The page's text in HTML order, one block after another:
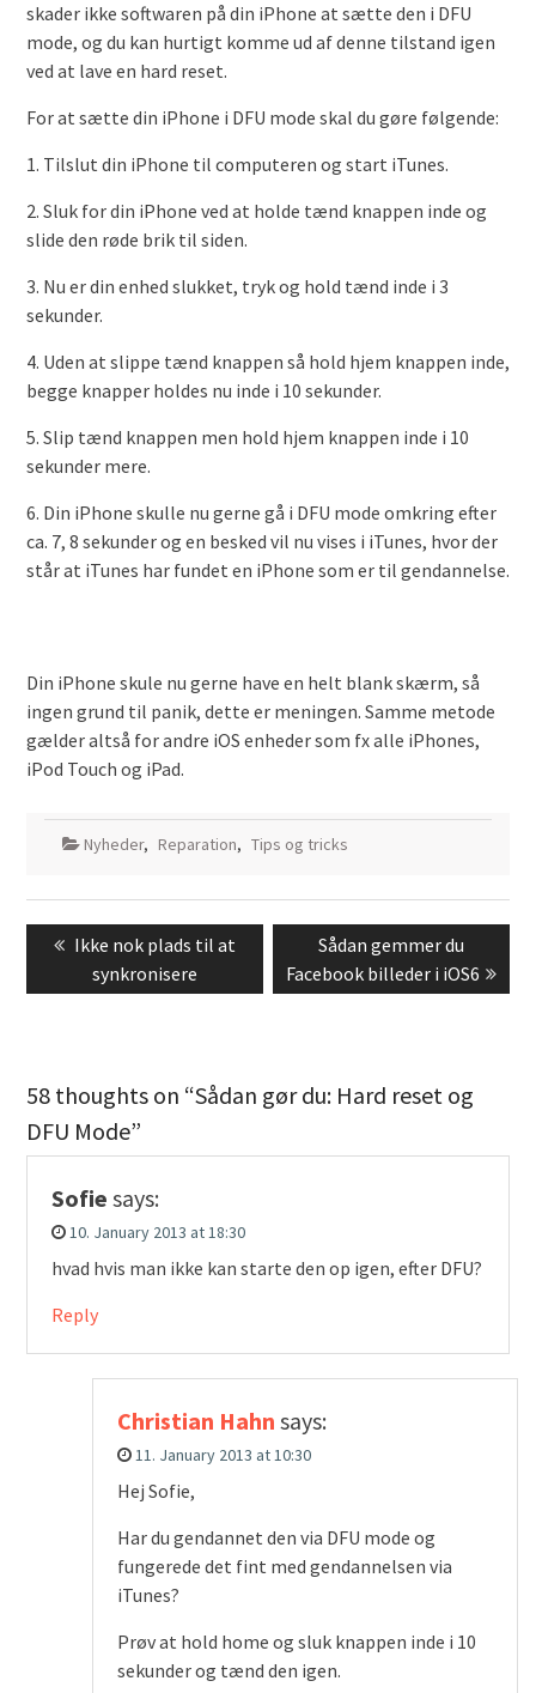
skader ikke softwaren på din iPhone at sætte den i DFU
mode, og du kan hurtigt komme ud af denne tilstand igen
ved at lave en hard reset.
For at sætte din iPhone i DFU mode skal du gøre følgende:
1. Tilslut din iPhone til computeren og start iTunes.
2. Sluk for din iPhone ved at holde tænd knappen inde og
slide den røde brik til siden.
3. Nu er din enhed slukket, tryk og hold tænd inde i 3
sekunder.
4. Uden at slippe tænd knappen så hold hjem knappen inde,
begge knapper holdes nu inde i 10 sekunder.
5. Slip tænd knappen men hold hjem knappen inde i 10
sekunder mere.
6. Din iPhone skulle nu gerne gå i DFU mode omkring efter
ca. 7, 8 sekunder og en besked vil nu vises i iTunes, hvor der
står at iTunes har fundet en iPhone som er til gendannelse.
Din iPhone skule nu gerne have en helt blank skærm, så
ingen grund til panik, dette er meningen. Samme metode
gælder altså for andre iOS enheder som fx alle iPhones,
iPod Touch og iPad.
Nyheder, Reparation, Tips og tricks
Post
navigation
Previous
post:
Ikke nok plads til at
synkronisere
Next
post:
Sådan gemmer du
Facebook billeder i iOS6
58 thoughts on “Sådan gør du: Hard reset og
DFU Mode”
Sofie says:
10. January 2013 at 18:30
hvad hvis man ikke kan starte den op igen, efter DFU?
Reply
Christian Hahn says:
11. January 2013 at 10:30
Hej Sofie,
Har du gendannet den via DFU mode og
fungerede det fint med gendannelsen via
iTunes?
Prøv at hold home og sluk knappen inde i 10
sekunder og tænd den igen.